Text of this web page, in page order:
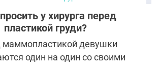
у хирурга перед
пластикой груди?
маммопластикой девушки
один на один со своими